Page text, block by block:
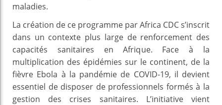
maladies.
La création de ce programme par Africa CDC s’inscrit
dans un contexte plus large de renforcement des
capacités sanitaires en Afrique. Face à la
multiplication des épidémies sur le continent, de la
fièvre Ebola à la pandémie de COVID-19, il devient
essentiel de disposer de professionnels formés à la
gestion des crises sanitaires. L’initiative vient